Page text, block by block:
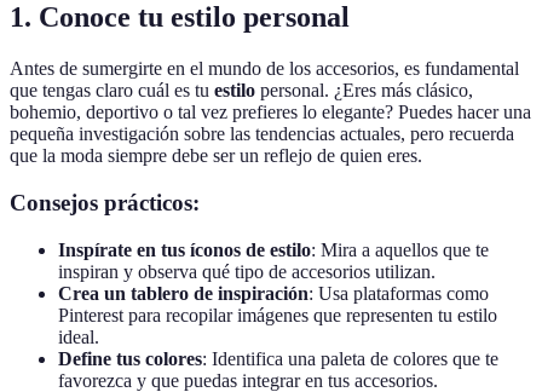
1. Conoce tu estilo personal
Antes de sumergirte en el mundo de los accesorios, es fundamental
que tengas claro cuál es tu estilo personal. ¿Eres más clásico,
bohemio, deportivo o tal vez prefieres lo elegante? Puedes hacer una
pequeña investigación sobre las tendencias actuales, pero recuerda
que la moda siempre debe ser un reflejo de quien eres.
Consejos prácticos:
Inspírate en tus íconos de estilo: Mira a aquellos que te
inspiran y observa qué tipo de accesorios utilizan.
Crea un tablero de inspiración: Usa plataformas como
Pinterest para recopilar imágenes que representen tu estilo
ideal.
Define tus colores: Identifica una paleta de colores que te
favorezca y que puedas integrar en tus accesorios.